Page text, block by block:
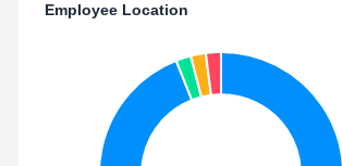
Employee Location